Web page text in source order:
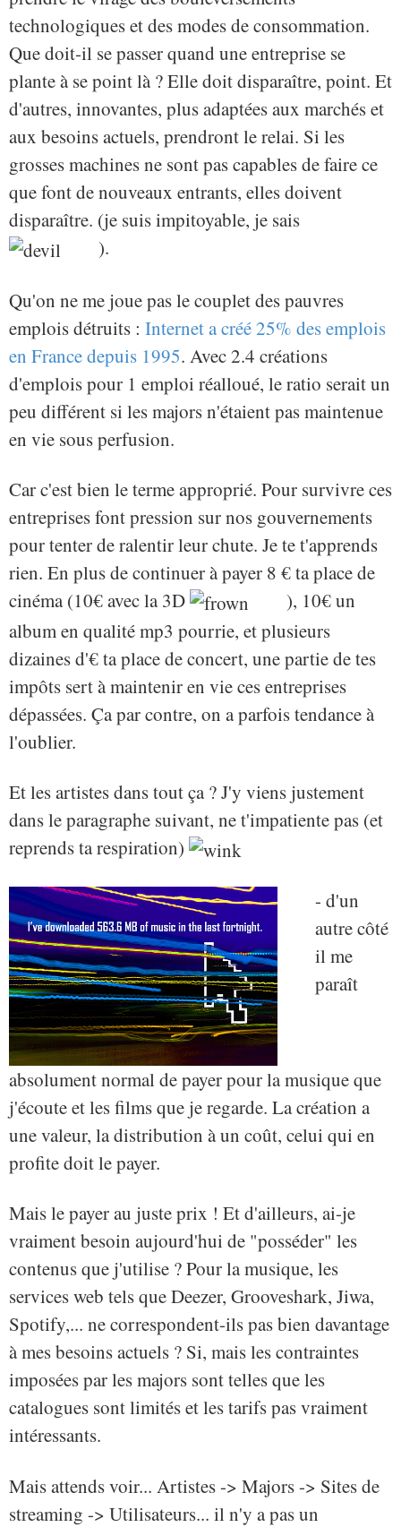
technologiques et des modes de consommation.
Que doit-il se passer quand une entreprise se
plante à se point là ? Elle doit disparaître, point. Et
d'autres, innovantes, plus adaptées aux marchés et
aux besoins actuels, prendront le relai. Si les
grosses machines ne sont pas capables de faire ce
que font de nouveaux entrants, elles doivent
disparaître. (je suis impitoyable, je sais
).
Qu'on ne me joue pas le couplet des pauvres
emplois détruits : Internet a créé 25% des emplois
en France depuis 1995. Avec 2.4 créations
d'emplois pour 1 emploi réalloué, le ratio serait un
peu différent si les majors n'étaient pas maintenue
en vie sous perfusion.
Car c'est bien le terme approprié. Pour survivre ces
entreprises font pression sur nos gouvernements
pour tenter de ralentir leur chute. Je te t'apprends
rien. En plus de continuer à payer 8 € ta place de
cinéma (10€ avec la 3D
), 10€ un
album en qualité mp3 pourrie, et plusieurs
dizaines d'€ ta place de concert, une partie de tes
impôts sert à maintenir en vie ces entreprises
dépassées. Ça par contre, on a parfois tendance à
l'oublier.
Et les artistes dans tout ça ? J'y viens justement
dans le paragraphe suivant, ne t'impatiente pas (et
reprends ta respiration)
- d'un
autre côté
il me
paraît
absolument normal de payer pour la musique que
j'écoute et les films que je regarde. La création a
une valeur, la distribution à un coût, celui qui en
profite doit le payer.
Mais le payer au juste prix ! Et d'ailleurs, ai-je
vraiment besoin aujourd'hui de "posséder" les
contenus que j'utilise ? Pour la musique, les
services web tels que Deezer, Grooveshark, Jiwa,
Spotify,... ne correspondent-ils pas bien davantage
à mes besoins actuels ? Si, mais les contraintes
imposées par les majors sont telles que les
catalogues sont limités et les tarifs pas vraiment
intéressants.
Mais attends voir... Artistes -> Majors -> Sites de
streaming -> Utilisateurs... il n'y a pas un